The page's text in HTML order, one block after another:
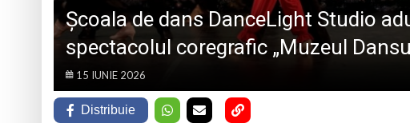
Școala de dans DanceLight Studio
spectacolul coregrafic „Muzeul
15 IUNIE 2026
Distribuie